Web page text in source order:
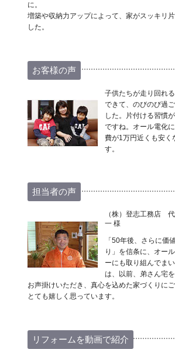
に。
増築や収納力アップによって、家がスッキリ
した。
お客様の声
子供たちが走り回れ
できて、のびのび過
した。片付ける習慣
ですね。オール電化
費が1万円近くも安く
す。
担当者の声
（株）登志工務店
一 様
「50年後、さらに価
り」を信条に、オー
ーにも取り組んでま
は、以前、弟さん宅
お声掛けいただき、真心を込めた家づくりにご
とても嬉しく思っています。
リフォームを動画で紹介